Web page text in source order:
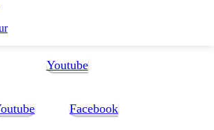
4
Youtube
Facebook